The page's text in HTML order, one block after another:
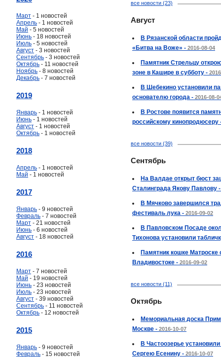
Март - 1 новостей
Апрель - 1 новостей
Май - 5 новостей
Июнь - 18 новостей
Июль - 5 новостей
Август - 3 новостей
Сентябрь - 3 новостей
Октябрь - 11 новостей
Ноябрь - 8 новостей
Декабрь - 7 новостей
2019
Январь - 1 новостей
Июнь - 1 новостей
Август - 1 новостей
Октябрь - 1 новостей
2018
Апрель - 1 новостей
Май - 1 новостей
2017
Январь - 9 новостей
Февраль - 7 новостей
Март - 21 новостей
Июнь - 6 новостей
Август - 18 новостей
2016
Март - 7 новостей
Май - 19 новостей
Июнь - 23 новостей
Июль - 23 новостей
Август - 39 новостей
Сентябрь - 11 новостей
Октябрь - 12 новостей
2015
Январь - 9 новостей
Февраль - 15 новостей
все новости (23)
Август
В Рязанской области
«Битва на Воже» - 2016-08-04
Памятник Стрельцу
зоне в Кашире в субботу -
В Шебекино установили
основателю города - 2016-08-
В Ростове появится
российскому кинопродюсеру
все новости (39)
Сентябрь
На Валдае открыт бюст
Сталинграда Якову Павлову
В Мячково завершился
фестиваль лука - 2016-09-02
В Павловском Посаде
Тихонова установили
Памятник кошке Матроске
Владивостоке - 2016-09-02
все новости (11)
Октябрь
Мемориальная доска
Москве - 2016-10-07
В Частоозерье
Сергею Есенину - 2016-10-07